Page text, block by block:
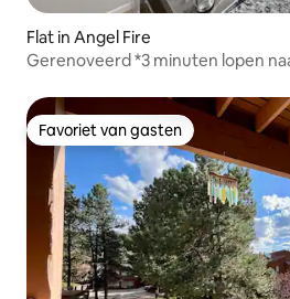
Flat in Angel Fire
Gerenoveerd *3 minuten lopen
Favoriet van gasten
Favoriet van gasten